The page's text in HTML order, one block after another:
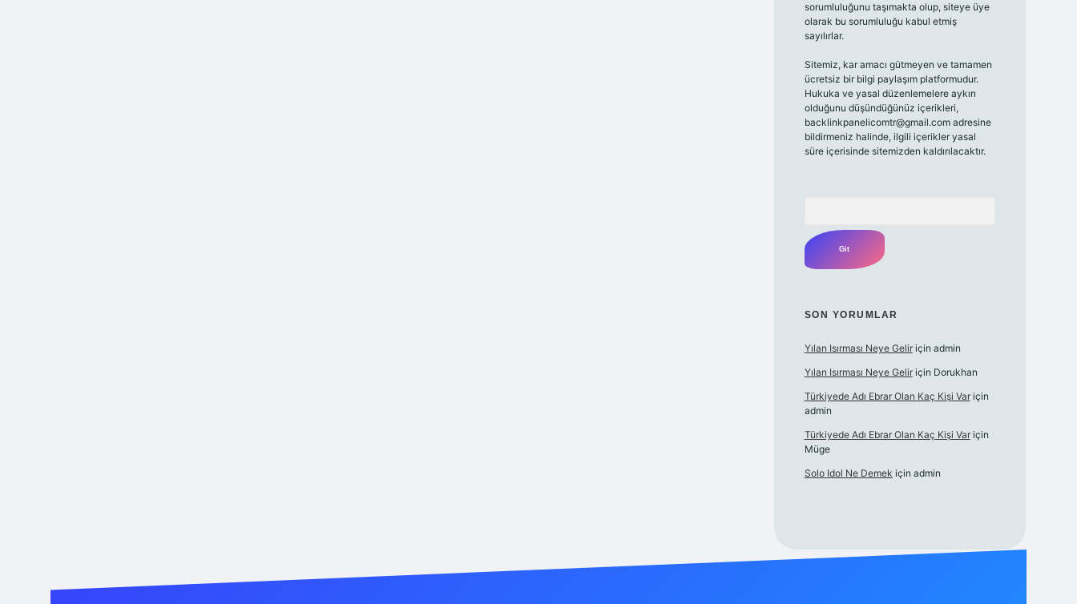
sorumluluğunu taşımakta olup, siteye üye
olarak bu sorumluluğu kabul etmiş
sayılırlar.
Sitemiz, kar amacı gütmeyen ve tamamen
ücretsiz bir bilgi paylaşım platformudur.
Hukuka ve yasal düzenlemelere aykırı
olduğunu düşündüğünüz içerikleri,
backlinkpanelicomtr@gmail.comadresine
bildirmeniz halinde, ilgili içerikler yasal
süre içerisinde sitemizden kaldırılacaktır.
SON YORUMLAR
Yılan Isırması Neye Geliriçin admin
Yılan Isırması Neye Geliriçin Dorukhan
Türkiyede Adı Ebrar Olan Kaç Kişi Variçin
admin
Türkiyede Adı Ebrar Olan Kaç Kişi Variçin
Müge
Solo Idol Ne Demek için admin